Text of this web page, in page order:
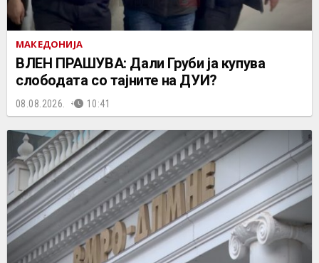
МАКЕДОНИЈА
ВЛЕН ПРАШУВА: Дали Груби ја купува
слободата со тајните на ДУИ?
08.08.2026. 10:41